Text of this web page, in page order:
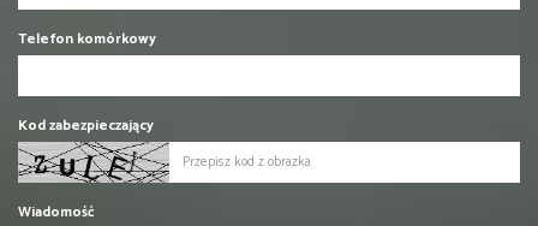
Telefon komórkowy
Kod zabezpieczający
Wiadomość